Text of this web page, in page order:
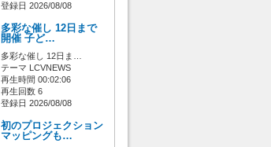
登録日 2026/08/08
多彩な催し 12日まで
開催 子ど…
多彩な催し 12日ま…
テーマ LCVNEWS
再生時間 00:02:06
再生回数 6
登録日 2026/08/08
初のプロジェクション
マッピングも…